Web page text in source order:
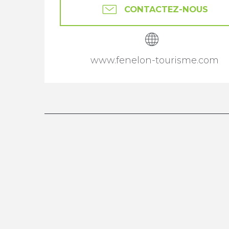
CONTACTEZ-NOUS
www.fenelon-tourisme.com